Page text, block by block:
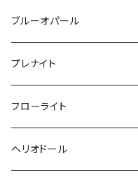
ブルーオパール
プレナイト
フローライト
ヘリオドール